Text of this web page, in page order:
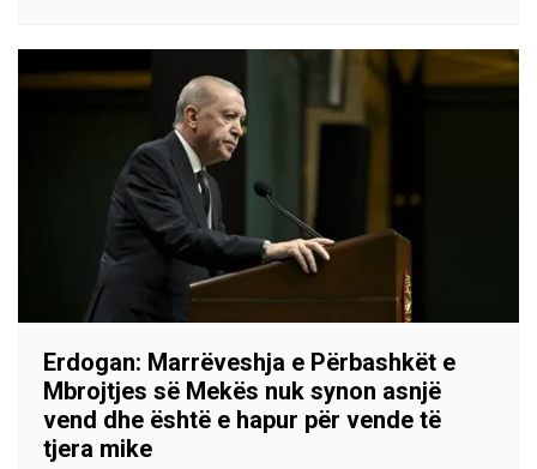
Erdogan: Marrëveshja e Përbashkët e
Mbrojtjes së Mekës nuk synon asnjë
vend dhe është e hapur për vende të
tjera mike